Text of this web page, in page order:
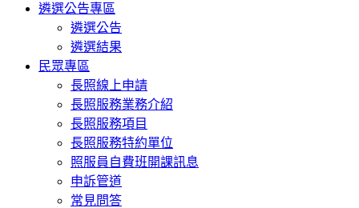
遴選公告專區
遴選公告
遴選結果
民眾專區
長照線上申請
長照服務業務介紹
長照服務項目
長照服務特約單位
照服員自費班開課訊息
申訴管道
常見問答